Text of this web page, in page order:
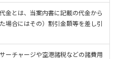
金とは、当案内書に記載の代金から
場合にはその）割引金額等を差し引
ーチャージや空港諸税などの諸費用